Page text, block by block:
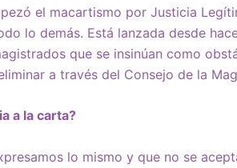
el macartismo por Justicia
lo demás. Está lanzada desde
que se insinúan como
a través del Consejo de la
a la carta?
lo mismo y que no se